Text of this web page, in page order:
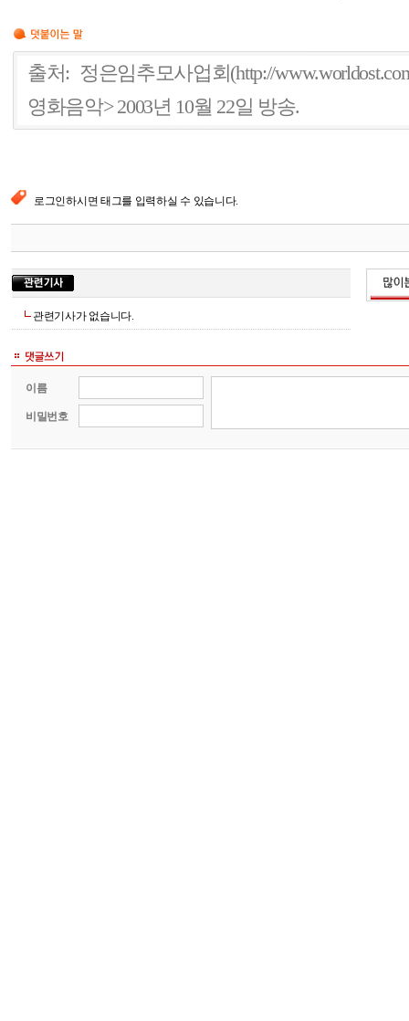
출처: 정은임추모사업회(http://
영화음악> 2003년 10월 22일 방송.
로그인하시면 태그를 입력하실 수 있습니다.
관련기사가 없습니다.
이름
비밀번호